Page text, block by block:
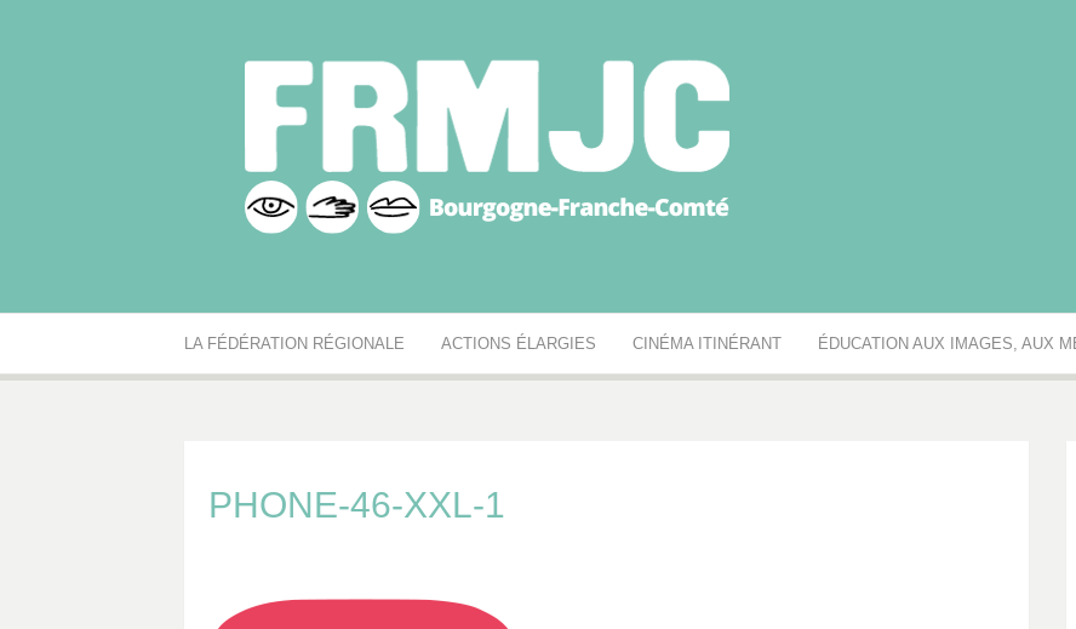
Fédération régionale des MJC
LA FÉDÉRATION RÉGIONALE ACTIONS ÉLARGIES CINÉMA ITINÉRANT ÉDUCATION AUX IMAGES, AUX
PHONE-46-XXL-1